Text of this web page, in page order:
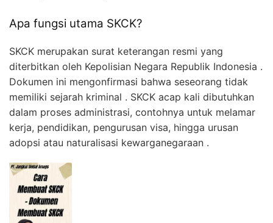
Apa fungsi utama SKCK?
SKCK merupakan surat keterangan resmi yang
diterbitkan oleh Kepolisian Negara Republik Indonesia .
Dokumen ini mengonfirmasi bahwa seseorang tidak
memiliki sejarah kriminal . SKCK acap kali dibutuhkan
dalam proses administrasi, contohnya untuk melamar
kerja, pendidikan, pengurusan visa, hingga urusan
adopsi atau naturalisasi kewarganegaraan .